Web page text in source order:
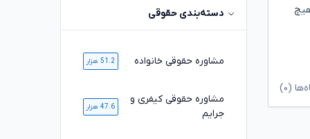
(۰)
دسته‌بندی حقوقی
مشاوره حقوقی خانواده 51.2 هزار
مشاوره حقوقی کیفری و
جرایم
47.6 هزار